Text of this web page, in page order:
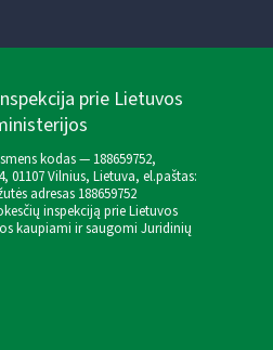
prie Lietuvos
kodas — 188659752,
01107 Vilnius, Lietuva, el.paštas:
adresas 188659752
inspekciją prie Lietuvos
kaupiami ir saugomi Juridinių